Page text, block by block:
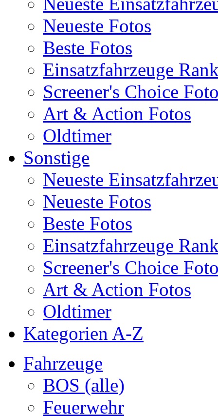
Neueste Fotos
Beste Fotos
Einsatzfahrzeuge
Screener's Choice
Art & Action Fotos
Oldtimer
Sonstige
Neueste
Neueste Fotos
Beste Fotos
Einsatzfahrzeuge
Screener's Choice
Art & Action Fotos
Oldtimer
Kategorien A-Z
Fahrzeuge
BOS (alle)
Feuerwehr